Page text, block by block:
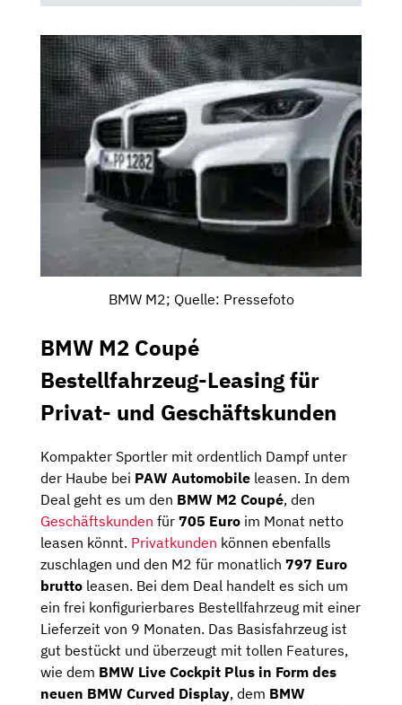
BMW M2; Quelle: Pressefoto
BMW M2 Coupé
Bestellfahrzeug-Leasing für
Privat- und Geschäftskunden
Kompakter Sportler mit ordentlich Dampf unter
der Haube bei PAW Automobile leasen. In dem
Deal geht es um den BMW M2 Coupé, den
Geschäftskunden für 705 Euro im Monat netto
leasen könnt. Privatkunden können ebenfalls
zuschlagen und den M2 für monatlich 797 Euro
brutto leasen. Bei dem Deal handelt es sich um
ein frei konfigurierbares Bestellfahrzeug mit einer
Lieferzeit von 9 Monaten. Das Basisfahrzeug ist
gut bestückt und überzeugt mit tollen Features,
wie dem BMW Live Cockpit Plus in Form des
neuen BMW Curved Display, dem BMW